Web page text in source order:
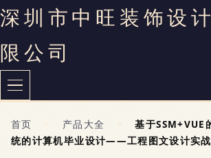
深圳市中旺装饰设
限公司
首页 > 产品大全 >
基于SSM+VUE
统的计算机毕业设计——工程图文设计实